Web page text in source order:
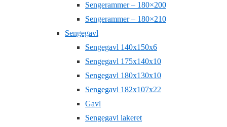
Sengerammer – 180×200
Sengerammer – 180×210
Sengegavl
Sengegavl 140x150x6
Sengegavl 175x140x10
Sengegavl 180x130x10
Sengegavl 182x107x22
Gavl
Sengegavl lakeret